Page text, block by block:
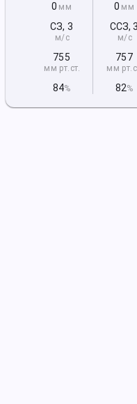
0 мм
СЗ, 3
м/с
755
мм рт.ст.
84%
0 мм
ССЗ,3
м/с
757
мм рт
82%